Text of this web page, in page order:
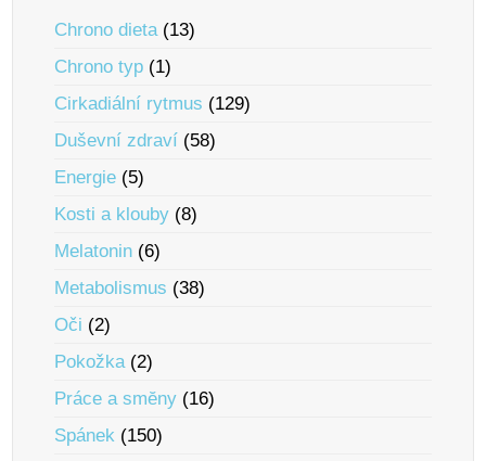
Chrono dieta(13)
Chrono typ (1)
Cirkadiální rytmus (129)
Duševní zdraví (58)
Energie (5)
Kosti a klouby (8)
Melatonin (6)
Metabolismus (38)
Oči (2)
Pokožka(2)
Práce a smĕny (16)
Spánek (150)